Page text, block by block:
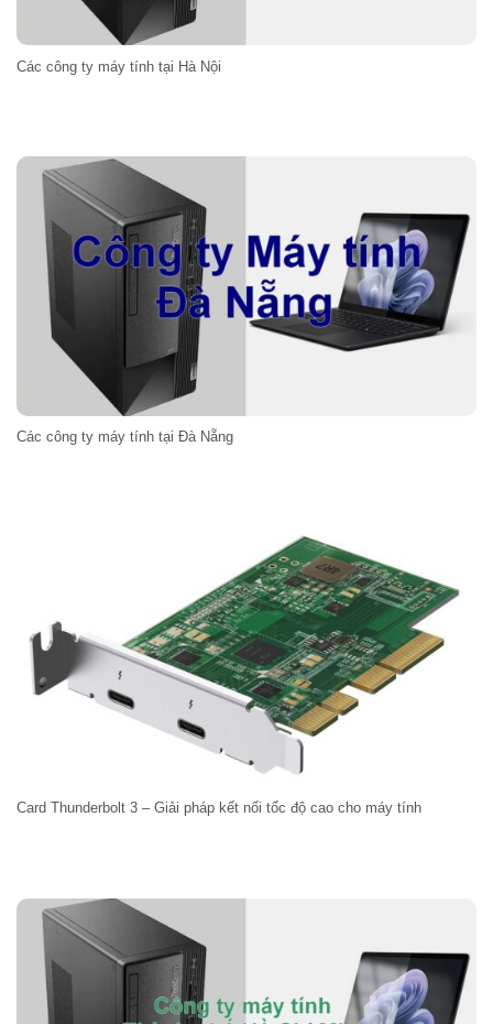
Các công ty máy tính tại Hà Nội
Các công ty máy tính tại Đà Nẵng
Card Thunderbolt 3 – Giải pháp kết nối tốc độ cao cho máy tính